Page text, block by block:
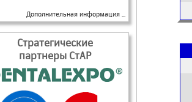
Дополнительная информация ...
Стратегические
партнеры СтАР